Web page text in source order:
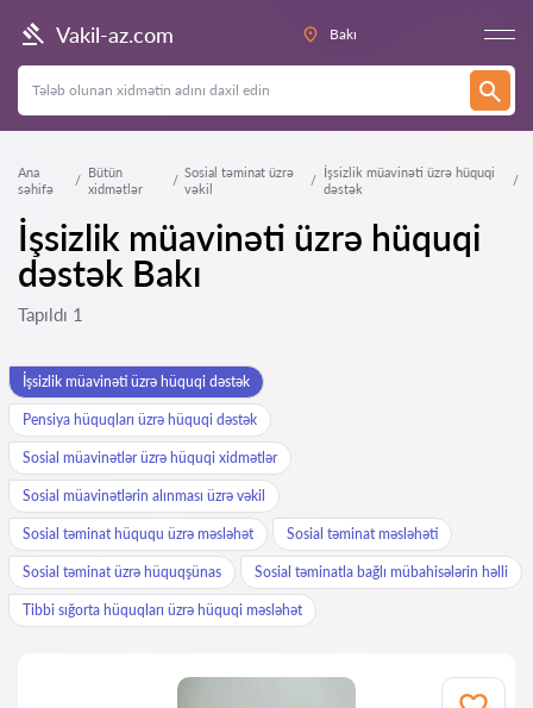
Vakil-az.com Bakı
Ana
səhifə
Bütün
xidmətlər
Sosial təminat üzrə
vəkil
İşsizlik müavinəti üzrə hüquqi
dəstək
İşsizlik müavinəti üzrə hüquqi
dəstək Bakı
Tapıldı 1
İşsizlik müavinəti üzrə hüquqi dəstək
Pensiya hüquqları üzrə hüquqi dəstək
Sosial müavinətlər üzrə hüquqi xidmətlər
Sosial müavinətlərin alınması üzrə vəkil
Sosial təminat hüququ üzrə məsləhət Sosial təminat məsləhəti
Sosial təminat üzrə hüquqşünas Sosial təminatla bağlı mübahisələrin həlli
Tibbi sığorta hüquqları üzrə hüquqi məsləhət